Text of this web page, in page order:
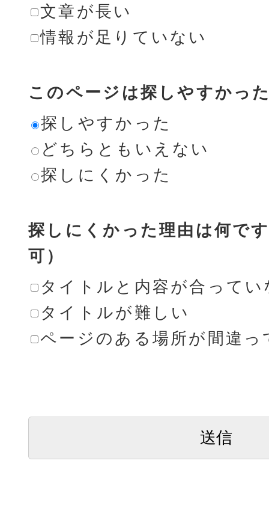
文章が長い
情報が足りていない
このページは探しやすかっ
探しやすかった
どちらともいえない
探しにくかった
探しにくかった理由は何で
可）
タイトルと内容が合ってい
タイトルが難しい
ページのある場所が間違っ